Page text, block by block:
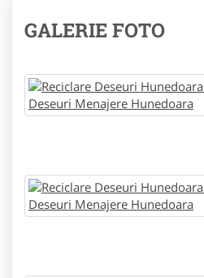
GALERIE FOTO